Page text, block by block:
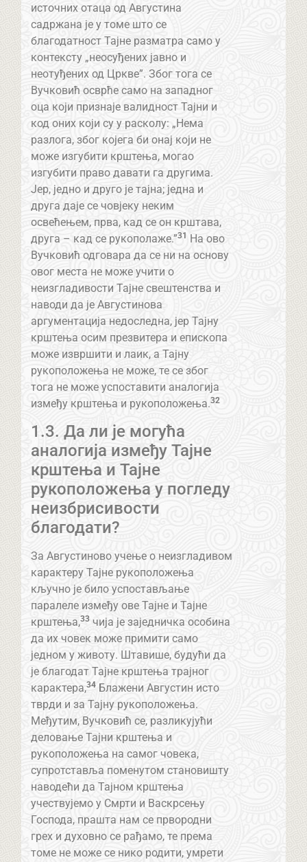
источних отаца од Августина
садржана је у томе што се
благодатност Тајне разматра само у
контексту „неосуђених јавно и
неотуђених од Цркве”. Због тога се
Вучковић осврће само на западног
оца који признаје валидност Тајни и
код оних који су у расколу: „Нема
разлога, због којега би онај који не
може изгубити крштења, могао
изгубити право давати га другима.
Јер, једно и друго је тајна; једна и
друга даје се човјеку неким
освећењем, прва, кад се он крштава,
друга – кад се рукополаже.”31 На ово
Вучковић одговара да се ни на основу
овог места не може учити о
неизгладивости Тајне свештенства и
наводи да је Августинова
аргументација недоследна, јер Тајну
крштења осим презвитера и епископа
може извршити и лаик, а Тајну
рукоположења не може, те се због
тога не може успоставити аналогија
између крштења и рукоположења.32
1.3. Да ли је могућа
аналогија између Тајне
крштења и Тајне
рукоположења у погледу
неизбрисивости
благодати?
За Августиново учење о неизгладивом
карактеру Тајне рукоположења
кључно је било успостављање
паралеле између ове Тајне и Тајне
крштења,33чија је заједничка особина
да их човек може примити само
једном у животу. Штавише, будући да
је благодат Тајне крштења трајног
карактера,34Блажени Августин исто
тврди и за Тајну рукоположења.
Међутим, Вучковић се, разликујући
деловање Тајни крштења и
рукоположења на самог човека,
супротставља поменутом становишту
наводећи да Тајном крштења
учествујемо у Смрти и Васкрсењу
Господа, прашта нам се првородни
грех и духовно се рађамо, те према
томе не може се нико родити, умрети